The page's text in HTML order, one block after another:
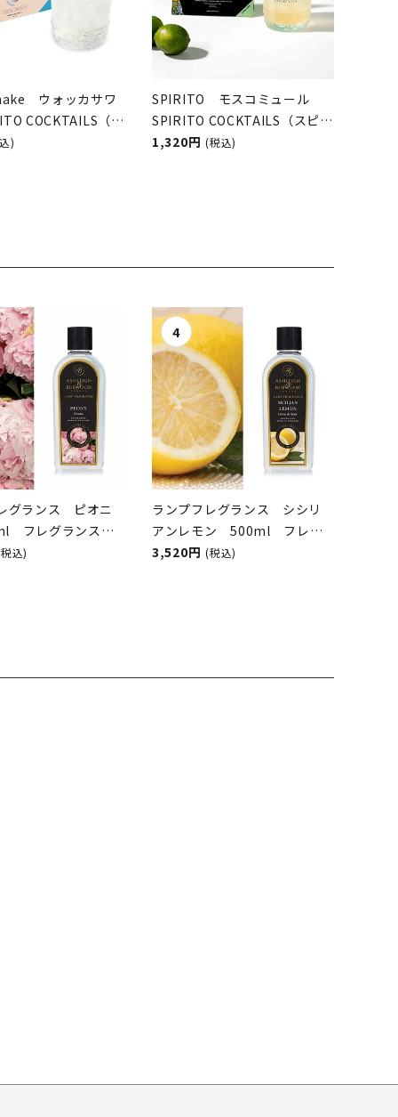
ウォッカサワ
COCKTAILS（シ
イク／スピリット
)
SPIRITO モスコミュール
SPIRITO COCKTAILS（スピリ
ットカクテルズ）
1,320円 (税込)
グランス ピオニ
フレグランスラ
ル
込)
ランプフレグランス シシリ
アンレモン 500ml フレグ
ランスランプ用オイル
3,520円 (税込)